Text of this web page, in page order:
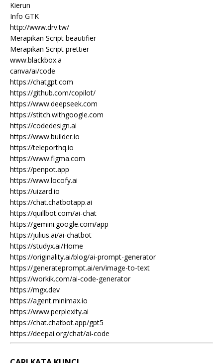
Kierun
Info GTK
http://www.drv.tw/
Merapikan Script beautifier
Merapikan Script prettier
www.blackbox.a
canva/ai/code
https://chatgpt.com
https://github.com/copilot/
https://www.deepseek.com
https://stitch.withgoogle.com
https://codedesign.ai
https://www.builder.io
https://teleporthq.io
https://www.figma.com
https://penpot.app
https://www.locofy.ai
https://uizard.io
https://chat.chatbotapp.ai
https://quillbot.com/ai-chat
https://gemini.google.com/app
https://julius.ai/ai-chatbot
https://studyx.ai/Home
https://originality.ai/blog/ai-prompt-generator
https://generateprompt.ai/en/image-to-text
https://workik.com/ai-code-generator
https://mgx.dev
https://agent.minimax.io
https://www.perplexity.ai
https://chat.chatbot.app/gpt5
https://deepai.org/chat/ai-code